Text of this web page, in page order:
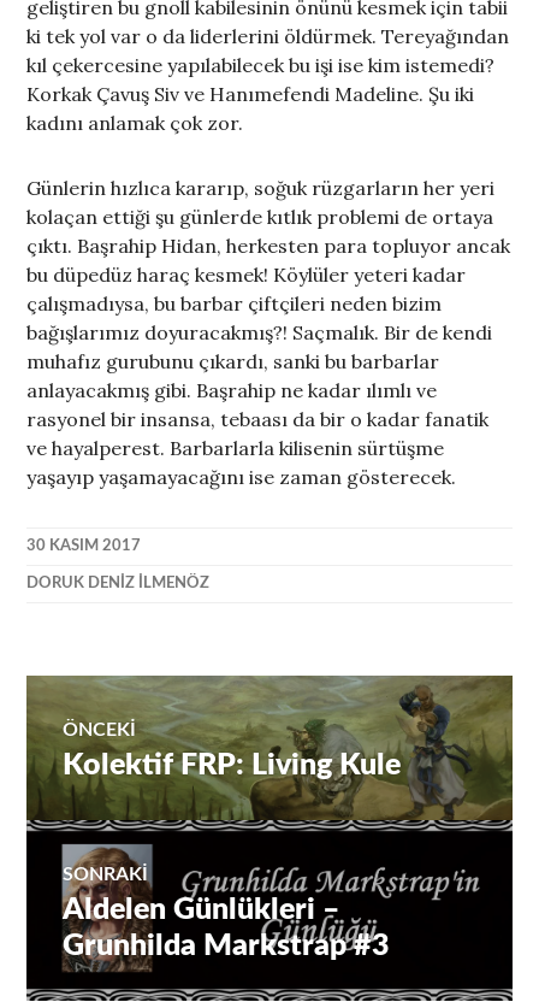
geliştiren bu gnoll kabilesinin önünü kesmek için tabii
ki tek yol var o da liderlerini öldürmek. Tereyağından
kıl çekercesine yapılabilecek bu işi ise kim istemedi?
Korkak Çavuş Siv ve Hanımefendi Madeline. Şu iki
kadını anlamak çok zor.
Günlerin hızlıca kararıp, soğuk rüzgarların her yeri
kolaçan ettiği şu günlerde kıtlık problemi de ortaya
çıktı. Başrahip Hidan, herkesten para topluyor ancak
bu düpedüz haraç kesmek! Köylüler yeteri kadar
çalışmadıysa, bu barbar çiftçileri neden bizim
bağışlarımız doyuracakmış?! Saçmalık. Bir de kendi
muhafız gurubunu çıkardı, sanki bu barbarlar
anlayacakmış gibi. Başrahip ne kadar ılımlı ve
rasyonel bir insansa, tebaası da bir o kadar fanatik
ve hayalperest. Barbarlarla kilisenin sürtüşme
yaşayıp yaşamayacağını ise zaman gösterecek.
30 KASIM 2017
DORUK DENIZ İLMENÖZ
Yazı
gezinmesi
ÖNCEKI
Önceki
yazı:
Kolektif FRP: Living Kule
SONRAKI
Sıradaki
Yazı:
Aldelen Günlükleri –
Grunhilda Markstrap #3